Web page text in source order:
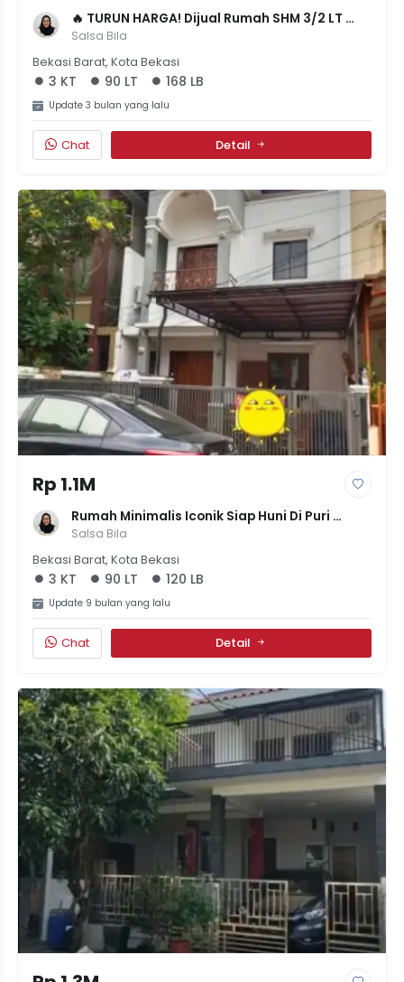
🔥 TURUN HARGA! Dijual Rumah SHM 3/2 LT
90m² LB 168m² Di Komplek Puskopad
Salsa Bila
Bekasi Barat, Kota Bekasi
3 KT 90 LT 168 LB
Update 3 bulan yang lalu
Chat Detail
Rp 1.1M
Rumah Minimalis Iconik Siap Huni Di Puri
Bintara Regency, LT 90m², 3 KT - Harga 1.05M
Salsa Bila
Bekasi Barat, Kota Bekasi
3 KT 90 LT 120 LB
Update 9 bulan yang lalu
Chat Detail